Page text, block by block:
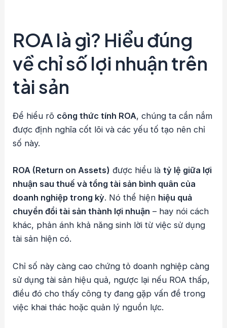
ROA là gì? Hiểu đúng
về chỉ số lợi nhuận trên
tài sản
Để hiểu rõ công thức tính ROA, chúng ta cần nắm
được định nghĩa cốt lõi và các yếu tố tạo nên chỉ
số này.
ROA (Return on Assets) được hiểu làtỷ lệ giữa lợi
nhuận sau thuế và tổng tài sản bình quân của
doanh nghiệp trong kỳ. Nó thể hiện hiệu quả
chuyển đổi tài sản thành lợi nhuận – hay nói cách
khác, phản ánh khả năng sinh lời từ việc sử dụng
tài sản hiện có.
Chỉ số này càng cao chứng tỏ doanh nghiệp càng
sử dụng tài sản hiệu quả, ngược lại nếu ROA thấp,
điều đó cho thấy công ty đang gặp vấn đề trong
việc khai thác hoặc quản lý nguồn lực.